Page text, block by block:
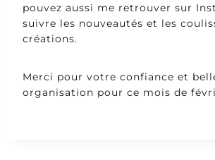
pouvez aussi me retrouver sur
suivre les nouveautés et les
créations.
Merci pour votre confiance et
organisation pour ce mois de